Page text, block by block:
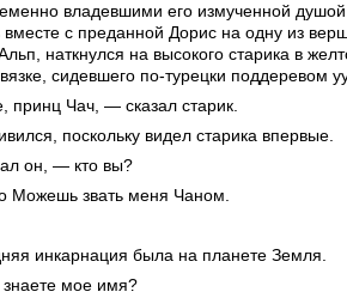
владевшими его измученной душой
вместе с преданной Дорис на одну из
наткнулся на высокого старика в
сидевшего по-турецки поддеревом
Чач, — сказал старик.
поскольку видел старика впервые.
он, — кто вы?
звать меня Чаном.
инкарнация была на планете Земля.
мое имя?